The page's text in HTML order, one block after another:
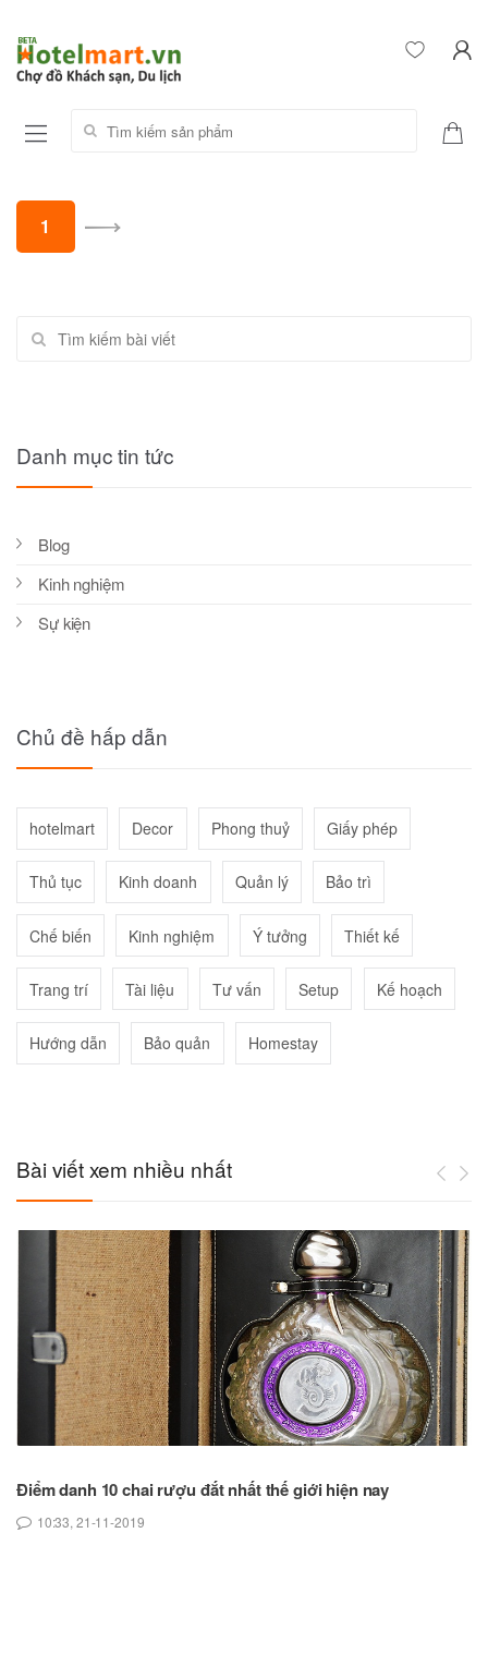
Tìm kiếm sản phẩm:
Posts navigation
1
Tìm kiếm
Danh mục tin tức
Blog
Kinh nghiệm
Sự kiện
Chủ đề hấp dẫn
hotelmart Decor Phong thuỷ Giấy phép
Thủ tục Kinh doanh Quản lý Bảo trì
Chế biến Kinh nghiệm Ý tưởng Thiết kế
Trang trí Tài liệu Tư vấn Setup Kế hoạch
Hướng dẫn Bảo quản Homestay
Bài viết xem nhiều nhất
Điểm danh 10 chai rượu đắt nhất thế giới hiện nay
10:33, 21-11-2019